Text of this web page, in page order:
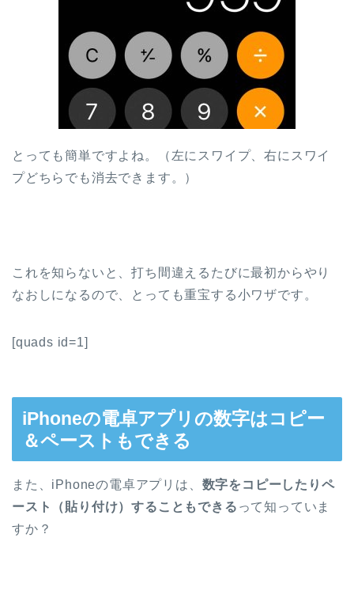
とっても簡単ですよね。（左にスワイプ、右にスワイ
プどちらでも消去できます。）
これを知らないと、打ち間違えるたびに最初からやり
なおしになるので、とっても重宝する小ワザです。
[quads id=1]
iPhoneの電卓アプリの数字はコピー
＆ペーストもできる
また、iPhoneの電卓アプリは、 数字をコピーしたりペ
ースト（貼り付け）することもできる って知っていま
すか？